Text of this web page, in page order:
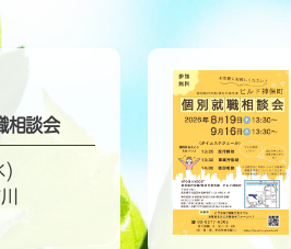
相談会
)